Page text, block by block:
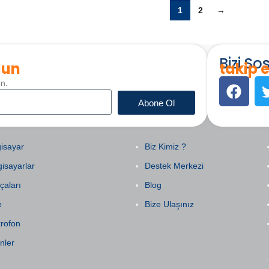
1 2 →
Abone Ol
Bizi
takip
Biz Kimiz ?
Destek Merkezi
Blog
Bize Ulaşınız